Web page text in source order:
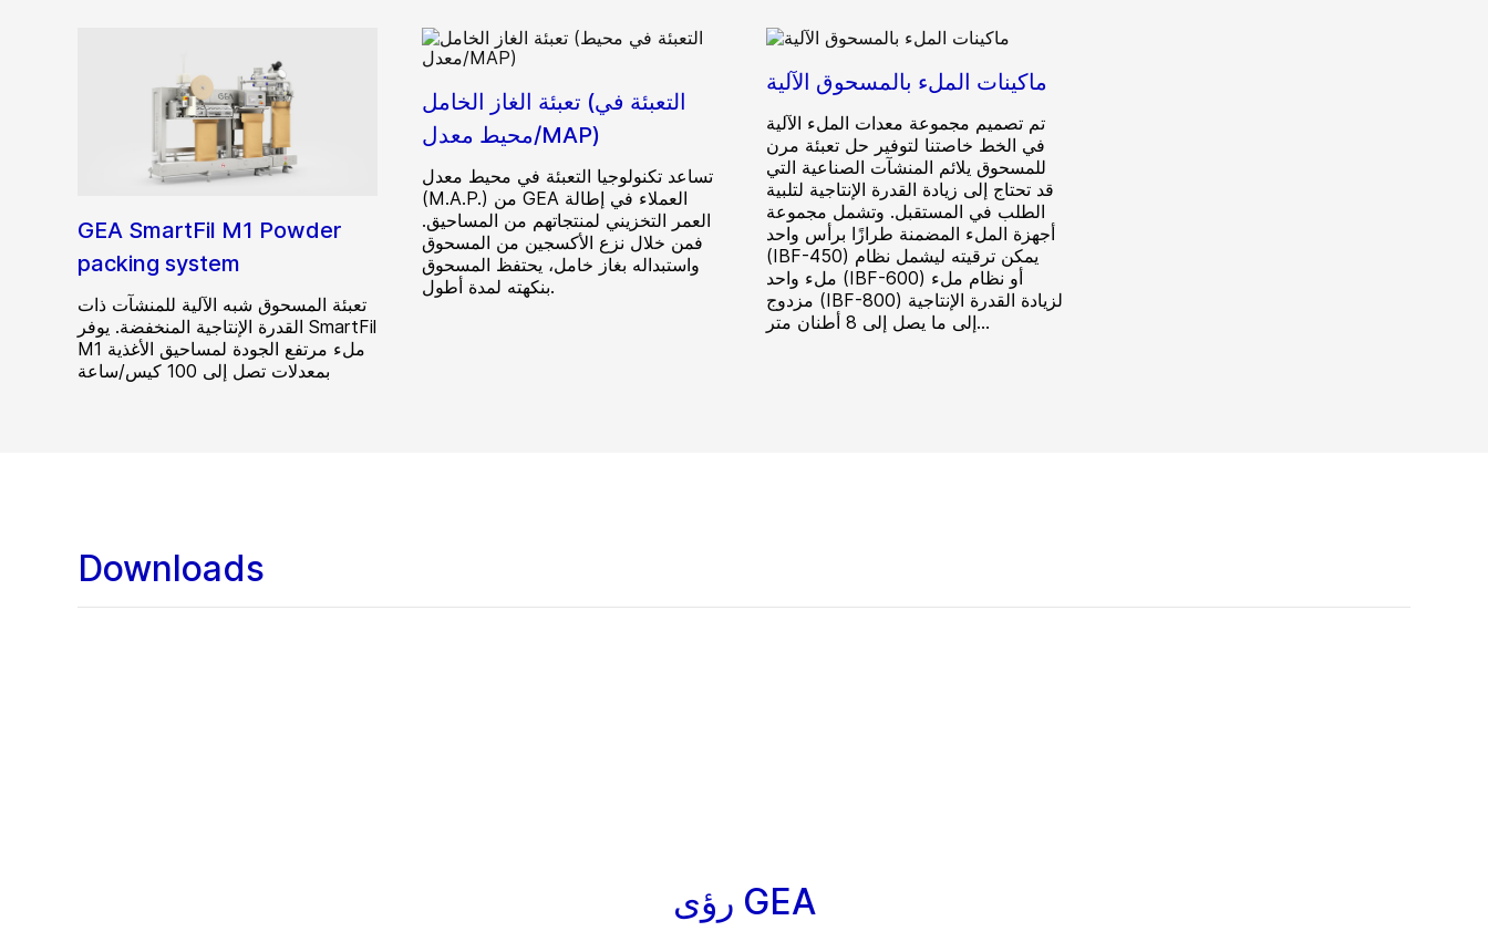
GEA SmartFil M1 Powder
packing system
تعبئة المسحوق شبه الآلية للمنشآت ذات
القدرة الإنتاجية المنخفضة. يوفر SmartFil
M1 ملء مرتفع الجودة لمساحيق الأغذية
بمعدلات تصل إلى 100 كيس/ساعة
تعبئة الغاز الخامل (التعبئة في
محيط معدل/MAP)
تساعد تكنولوجيا التعبئة في محيط معدل
(M.A.P.) من GEA العملاء في إطالة
العمر التخزيني لمنتجاتهم من المساحيق.
فمن خلال نزع الأكسجين من المسحوق
واستبداله بغاز خامل، يحتفظ المسحوق
بنكهته لمدة أطول.
ماكينات الملء بالمسحوق الآلية
تم تصميم مجموعة معدات الملء الآلية
في الخط خاصتنا لتوفير حل تعبئة مرن
للمسحوق يلائم المنشآت الصناعية التي
قد تحتاج إلى زيادة القدرة الإنتاجية لتلبية
الطلب في المستقبل. وتشمل مجموعة
أجهزة الملء المضمنة طرازًا برأس واحد
(IBF-450) يمكن ترقيته ليشمل نظام
ملء واحد (IBF-600) أو نظام ملء
مزدوج (IBF-800) لزيادة القدرة الإنتاجية
إلى ما يصل إلى 8 أطنان متر...
Downloads
رؤى GEA